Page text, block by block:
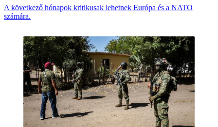
A következő hónapok kritikusak lehetnek Európa és a NATO
számára.